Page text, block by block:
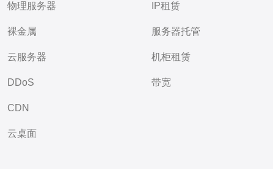
物理服务器
裸金属
云服务器
DDoS
CDN
云桌面
IP租赁
服务器托管
机柜租赁
带宽